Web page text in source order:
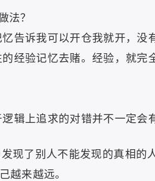
法？
告诉我可以开仓我就开，没
经验记忆去赌。经验，就完
辑上追求的对错并不一定会
现了别人不能发现的真相的
越来越远。